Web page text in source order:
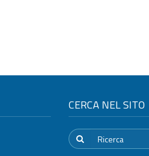
CERCA NEL SITO